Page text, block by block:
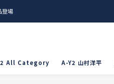
登場
All Category A-Y2 山村洋平